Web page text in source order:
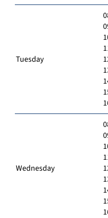
Tuesday
Wednesday